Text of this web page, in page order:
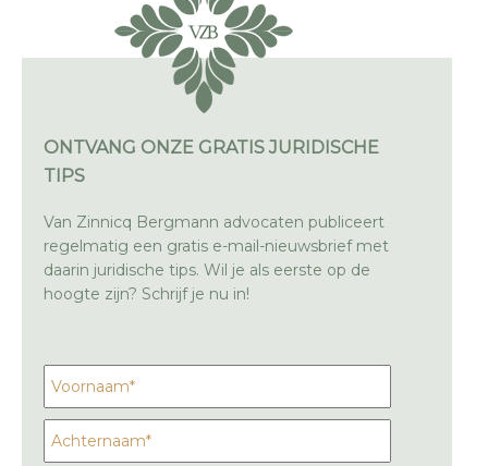
ONTVANG ONZE GRATIS JURIDISCHE
TIPS
Van Zinnicq Bergmann advocaten publiceert
regelmatig een gratis e-mail-nieuwsbrief met
daarin juridische tips. Wil je als eerste op de
hoogte zijn? Schrijf je nu in!